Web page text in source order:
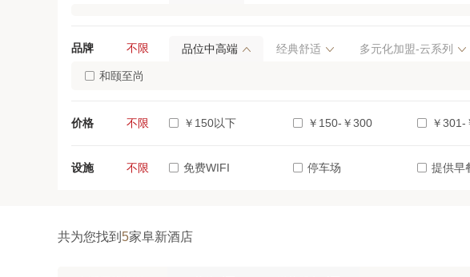
品牌 不限 品位中高端 经典舒适 多元化加盟-云系列
和颐至尚
价格 不限 ￥150以下 ￥150-￥300 ￥301-
设施 不限 免费WIFI 停车场 提供早
共为您找到 5家阜新酒店